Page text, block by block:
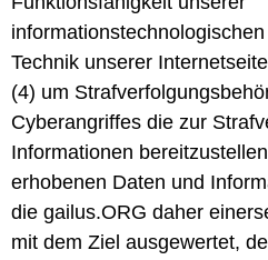
Technik unserer
(4) um
Cyberangriffes die zur
Informationen
erhobenen Daten und
die gailus.ORG daher
mit dem Ziel ausgewertet,